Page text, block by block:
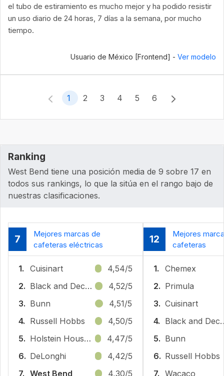
el tubo de estiramiento es mucho mejor y ha podido resistir
un uso diario de 24 horas, 7 días a la semana, por mucho
tiempo.
Usuario de México [Frontend] - Ver modelo
1 2 3 4 5 6
Ranking
West Bend tiene una posición media de 9 sobre 17 en
todos sus rankings, lo que la sitúa en el rango bajo de
nuestras clasificaciones.
7
Mejores marcas de
cafeteras eléctricas
1. Cuisinart
4,54/5
2.
Black and Decker
4,52/5
3. Bunn
4,51/5
4. Russell Hobbs
4,50/5
5.
Holstein Housewares
4,47/5
6. DeLonghi
4,42/5
7. West Bend 4,30/5
12
Mejores
cafeteras
1.
Chemex
2. Primula
3. Cuisinart
4.
5. Bunn
6. Russell Hobbs
7. Wacaco